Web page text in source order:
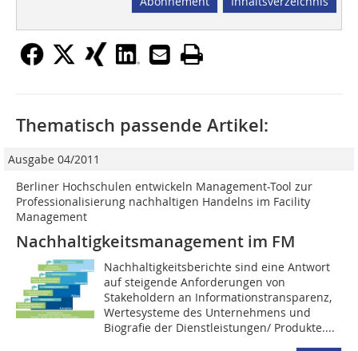
Thematisch passende Artikel:
Ausgabe 04/2011
Berliner Hochschulen entwickeln Management-Tool zur
Professionalisierung nachhaltigen Handelns im Facility
Management
Nachhaltigkeitsmanagement im FM
Nachhaltigkeitsberichte sind eine Antwort
auf steigende Anforderun­gen von
Stakeholdern an Informationstransparenz,
Wertesysteme des Unternehmens und
Biografie der Dienstleistungen/ Produkte....